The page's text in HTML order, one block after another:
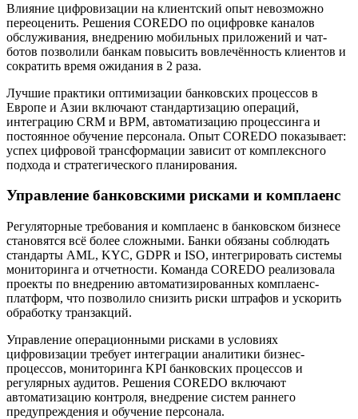
Влияние цифровизации на клиентский опыт невозможно
переоценить. Решения COREDO по оцифровке каналов
обслуживания, внедрению мобильных приложений и чат-
ботов позволили банкам повысить вовлечённость клиентов и
сократить время ожидания в 2 раза.
Лучшие практики оптимизации банковских процессов в
Европе и Азии включают стандартизацию операций,
интеграцию CRM и BPM, автоматизацию процессинга и
постоянное обучение персонала. Опыт COREDO показывает:
успех цифровой трансформации зависит от комплексного
подхода и стратегического планирования.
Управление банковскими рисками и комплаенс
Регуляторные требования и комплаенс в банковском бизнесе
становятся всё более сложными. Банки обязаны соблюдать
стандарты AML, KYC, GDPR и ISO, интегрировать системы
мониторинга и отчетности. Команда COREDO реализовала
проекты по внедрению автоматизированных комплаенс-
платформ, что позволило снизить риски штрафов и ускорить
обработку транзакций.
Управление операционными рисками в условиях
цифровизации требует интеграции аналитики бизнес-
процессов, мониторинга KPI банковских процессов и
регулярных аудитов. Решения COREDO включают
автоматизацию контроля, внедрение систем раннего
предупреждения и обучение персонала.